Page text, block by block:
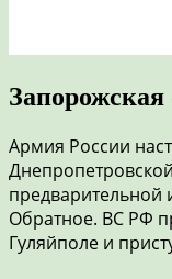
Запорожская
Армия России
Обратное. ВС РФ
Гуляйполе и